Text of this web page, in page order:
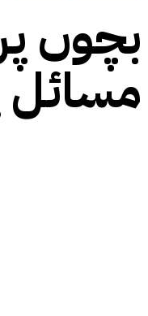
بچوں
مسائل